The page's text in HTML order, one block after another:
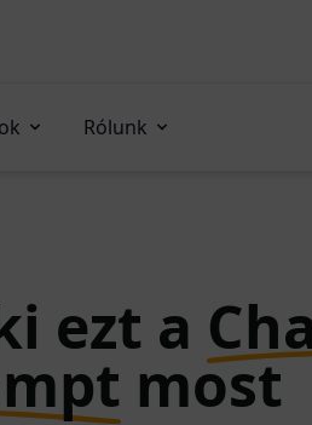
Rólunk
ezt a
most